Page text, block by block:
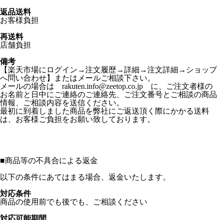
返品送料
お客様負担
再送料
店舗負担
備考
【楽天市場にログイン→注文履歴→詳細→注文詳細→ショップ
へ問い合わせ】またはメールご相談下さい。
メールの場合は rakuten.info@zeetop.co.jp に、ご注文者様の
お名前と日中にご連絡のご連絡先、ご注文番号とご相談の商品
情報、ご相談内容を送信ください。
最初に到着しました商品を弊社にご返送頂く際にかかる送料
は、お客様ご負担をお願い致しております。
■商品等の不具合による返金
以下の条件にあてはまる場合、返金いたします。
対応条件
商品の使用前でも後でも、ご相談ください
対応可能期間